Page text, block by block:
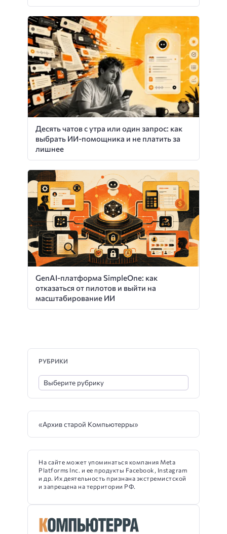
Десять чатов с утра или один запрос: как
выбрать ИИ-помощника и не платить за
лишнее
GenAI-платформа SimpleOne: как
отказаться от пилотов и выйти на
масштабирование ИИ
РУБРИКИ
«Архив старой Компьютерры»
На сайте может упоминаться компания Meta
Platforms Inc. и ее продукты Facebook, Instagram
и др. Их деятельность признана экстремистской
и запрещена на территории РФ.